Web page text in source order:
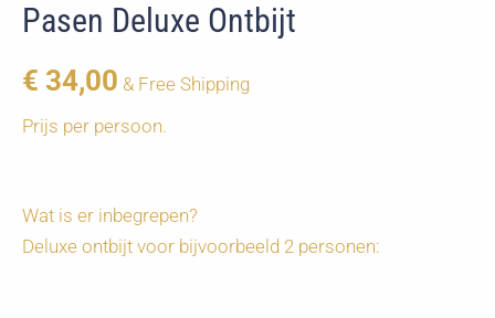
Pasen Deluxe Ontbijt
€ 34,00 & Free Shipping
Prijs per persoon.
Wat is er inbegrepen?
Deluxe ontbijt voor bijvoorbeeld 2 personen: